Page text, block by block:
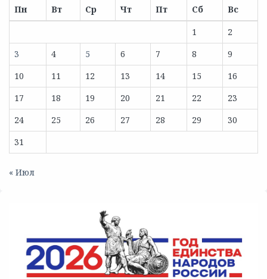
Пн Вт Ср Чт Пт Сб
Вс
1
2
3
4 5 6 7 8
9
10
11 12 13 14 15
16
17
18 19 20 21 22
23
24
25 26 27 28 29
30
31
« Июл